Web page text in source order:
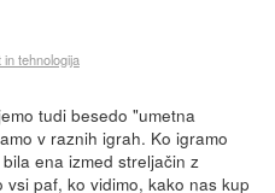
tehnologija
tudi besedo "umetna
v raznih igrah. Ko igramo
ena izmed streljačin z
paf, ko vidimo, kako nas kup